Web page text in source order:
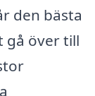
den bästa
gå över till